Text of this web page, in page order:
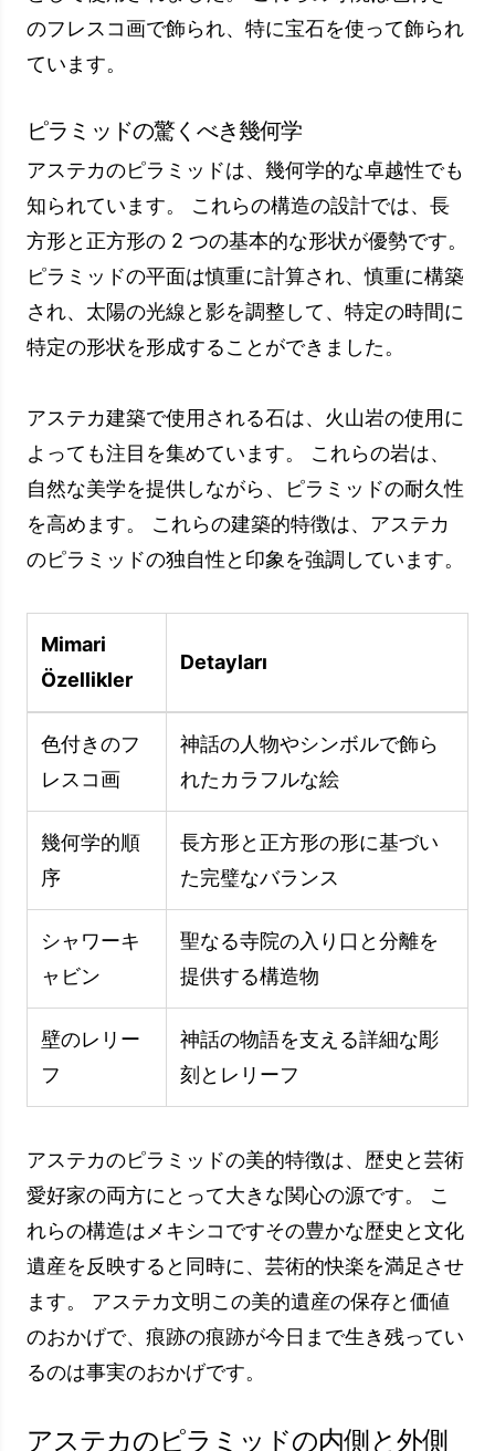
シャワーキ
アステカのピラミッドの美的特徴は、歴史と芸術
愛好家の両方にとって大きな関心の源です。 こ
れらの構造はメキシコですその豊かな歴史と文化
ます。 アステカ文明この美的遺産の保存と価値
のおかげで、痕跡の痕跡が今日まで生き残ってい
るのは事実のおかげです。
アステカのピラミッドの内側と外側
側と外側に焦点を当てて、アステカのピラミッド
細な写真と訪問者の情報により、ピラミッドの謎
を解き、その美的特性を観察することができま
す。
ピラミッドの中からの画像
ピラミッドに入ることで、これらの壮大な構造物
のサイズと複雑さを間近に感じることができま
す。 内部の装飾は、その時代の文化的シンボル
ます。 写真は、アステカのピラミッド内の雰囲
気を反映しており、これらの歴史的建造物の魅力
す。
ピラミッドの外からの画像
屋外でアステカのピラミッドを見ることは、彼ら
の栄光を完全に把握するために重要です。 これ
らの建造物は、それらが建てられた土地のサイズ
と自然環境と印象的に調和しています。 外から
的なディテールを示す、忘れられない視覚体験を